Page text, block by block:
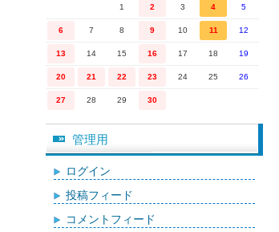
1 2 3 4 5
6 7 8 9 10 11 12
13 14 15 16 17 18 19
20 21 22 23 24 25 26
27 28 29 30
管理用
ログイン
投稿フィード
コメントフィード